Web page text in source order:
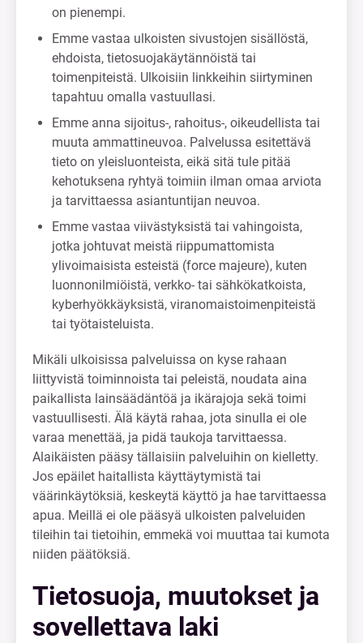
on pienempi.
Emme vastaa ulkoisten sivustojen sisällöstä,
ehdoista, tietosuojakäytännöistä tai
toimenpiteistä. Ulkoisiin linkkeihin siirtyminen
tapahtuu omalla vastuullasi.
Emme anna sijoitus-, rahoitus-, oikeudellista tai
muuta ammattineuvoa. Palvelussa esitettävä
tieto on yleisluonteista, eikä sitä tule pitää
kehotuksena ryhtyä toimiin ilman omaa arviota
ja tarvittaessa asiantuntijan neuvoa.
Emme vastaa viivästyksistä tai vahingoista,
jotka johtuvat meistä riippumattomista
ylivoimaisista esteistä (force majeure), kuten
luonnonilmiöistä, verkko- tai sähkökatkoista,
kyberhyökkäyksistä, viranomaistoimenpiteistä
tai työtaisteluista.
Mikäli ulkoisissa palveluissa on kyse rahaan
liittyvistä toiminnoista tai peleistä, noudata aina
paikallista lainsäädäntöä ja ikärajoja sekä toimi
vastuullisesti. Älä käytä rahaa, jota sinulla ei ole
varaa menettää, ja pidä taukoja tarvittaessa.
Alaikäisten pääsy tällaisiin palveluihin on kielletty.
Jos epäilet haitallista käyttäytymistä tai
väärinkäytöksiä, keskeytä käyttö ja hae tarvittaessa
apua. Meillä ei ole pääsyä ulkoisten palveluiden
tileihin tai tietoihin, emmekä voi muuttaa tai kumota
niiden päätöksiä.
Tietosuoja, muutokset ja
sovellettava laki